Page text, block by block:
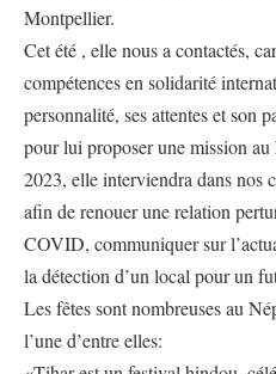
Montpellier.
Cet été , elle nous a contactés,
compétences en solidarité
personnalité, ses attentes et son
pour lui proposer une mission
2023, elle interviendra dans nos
afin de renouer une relation
COVID, communiquer sur
la détection d’un local pour un
Les fêtes sont nombreuses au
l’une d’entre elles: